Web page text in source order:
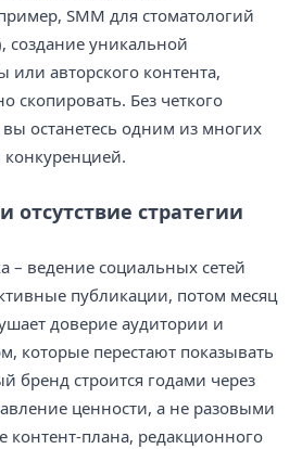
SMM для стоматологий
создание уникальной
или авторского контента,
скопировать. Без четкого
останетесь одним из многих
отсутствие стратегии
– ведение социальных сетей
публикации, потом месяц
доверие аудитории и
которые перестают показывать
бренд строится годами через
ценности, а не разовыми
контент-плана, редакционного